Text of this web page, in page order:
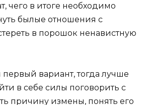
чего в итоге необходимо
былые отношения с
в порошок ненавистную
вариант, тогда лучше
в себе силы поговорить с
причину измены, понять его